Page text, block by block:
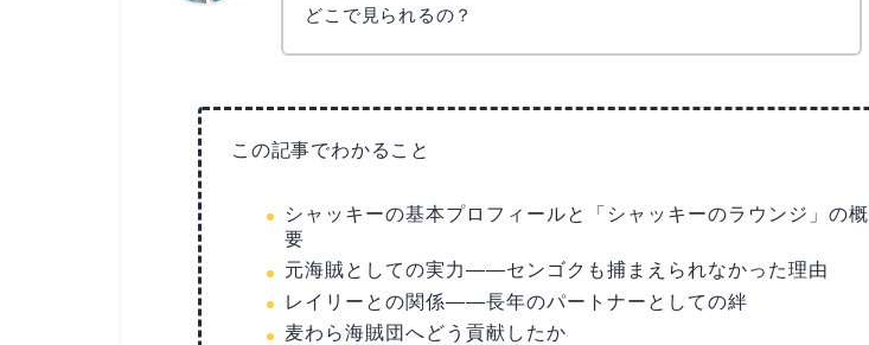
どこで見られるの？
この記事でわかること
シャッキーの基本プロフィールと「シャッキーのラウンジ」の概
要
元海賊としての実力——センゴクも捕まえられなかった理由
レイリーとの関係——長年のパートナーとしての絆
麦わら海賊団へどう貢献したか